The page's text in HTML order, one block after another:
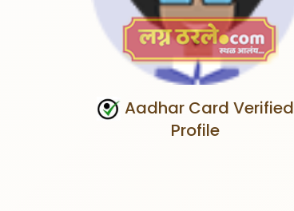
Aadhar Card Verified
Profile